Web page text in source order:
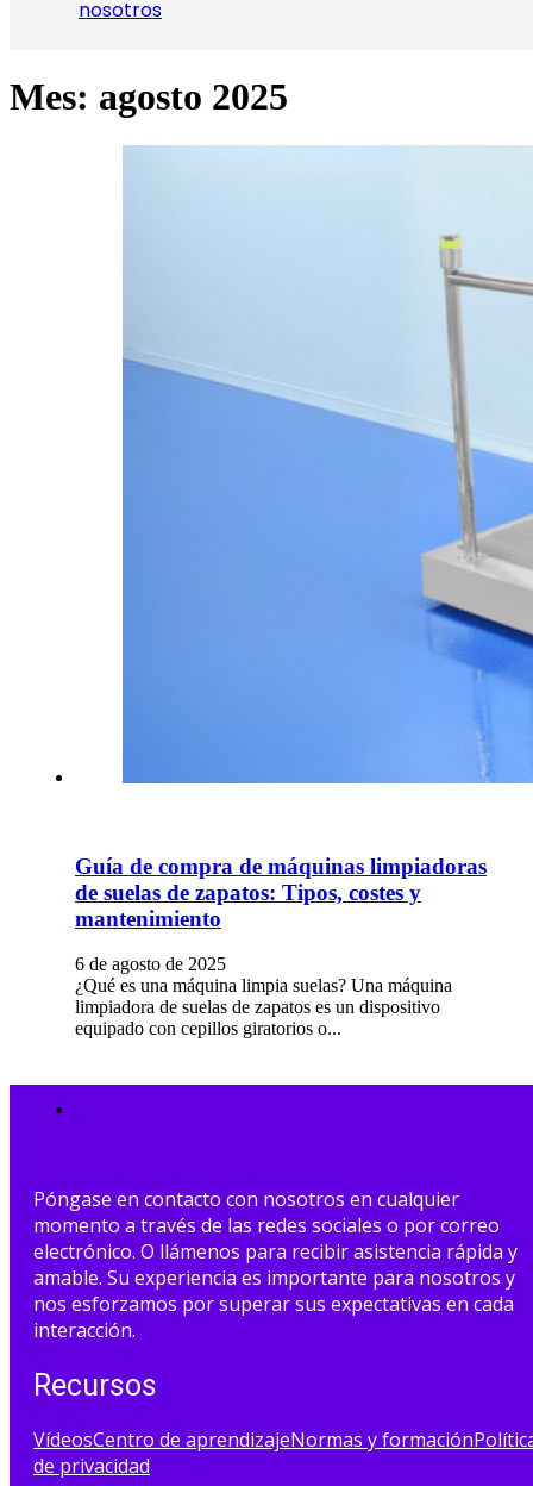
nosotros
Mes: agosto 2025
Guía de compra de máquinas limpiadoras
de suelas de zapatos: Tipos, costes y
mantenimiento
6 de agosto de 2025
¿Qué es una máquina limpia suelas? Una máquina
limpiadora de suelas de zapatos es un dispositivo
equipado con cepillos giratorios o...
Póngase en contacto con nosotros en cualquier
momento a través de las redes sociales o por correo
electrónico. O llámenos para recibir asistencia rápida y
amable. Su experiencia es importante para nosotros y
nos esforzamos por superar sus expectativas en cada
interacción.
Recursos
VídeosCentro de aprendizajeNormas y formación
de privacidad